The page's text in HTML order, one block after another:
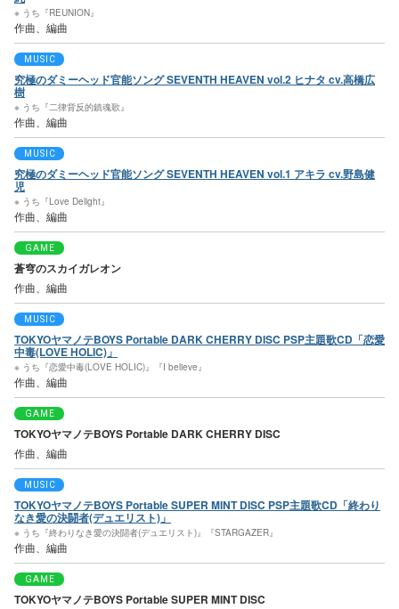
※ うち『REUNION』
作曲、編曲
MUSIC
究極のダミーヘッド官能ソング SEVENTH HEAVEN vol.2 ヒナタ cv.高橋広
樹
※ うち『二律背反的鎮魂歌』
作曲、編曲
MUSIC
究極のダミーヘッド官能ソング SEVENTH HEAVEN vol.1 アキラ cv.野島健
児
※ うち『Love Delight』
作曲、編曲
GAME
蒼穹のスカイガレオン
作曲、編曲
MUSIC
TOKYOヤマノテBOYS Portable DARK CHERRY DISC PSP主題歌CD「恋愛
中毒(LOVE HOLIC)」
※ うち『恋愛中毒(LOVE HOLIC)』『I believe』
作曲、編曲
GAME
TOKYOヤマノテBOYS Portable DARK CHERRY DISC
作曲、編曲
MUSIC
TOKYOヤマノテBOYS Portable SUPER MINT DISC PSP主題歌CD「終わり
なき愛の決闘者(デュエリスト)」
※ うち『終わりなき愛の決闘者(デュエリスト)』『STARGAZER』
作曲、編曲
GAME
TOKYOヤマノテBOYS Portable SUPER MINT DISC